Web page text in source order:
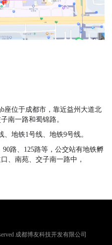
座位于成都市，靠近益州大道北
南一路和蜀锦路。
地铁1号线、地铁9号线。
路、125路等，公交站有地铁孵
、南苑、交子南一路中，
成都博友科技开发有限公司